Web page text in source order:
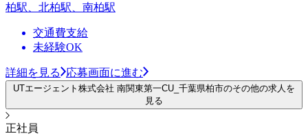
柏駅、北柏駅、南柏駅
交通費支給
未経験OK
詳細を見る 応募画面に進む
UTエージェント株式会社 南関東第一CU_千葉県柏市のその他の求人を
見る
正社員